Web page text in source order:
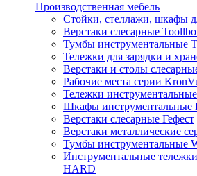
Производственная мебель
Стойки, стеллажи, шкафы
Верстаки слесарные
Тумбы инструментальные
Тележки для зарядки и
Верстаки и столы
Рабочие места серии
Тележки
Шкафы инструментальные
Верстаки слесарные Гефест
Верстаки металлические
Тумбы инструментальные
Инструментальные
HARD